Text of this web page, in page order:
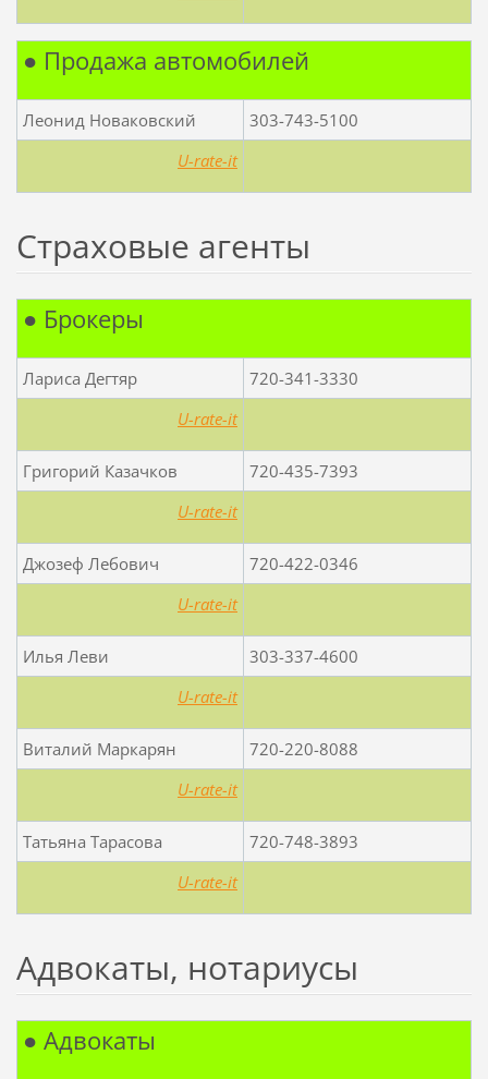
● Продажа автомобилей
Леонид Новаковский
303-743-5100
U-rate-it
Страховые агенты
● Брокеры
Лариса Дегтяр
720-341-3330
U-rate-it
Григорий Казачков
720-435-7393
U-rate-it
Джозеф Лебович
720-422-0346
U-rate-it
Илья Леви
303-337-4600
U-rate-it
Виталий Маркарян
720-220-8088
U-rate-it
Татьяна Тарасова
720-748-3893
U-rate-it
Адвокаты, нотариусы
● Адвокаты